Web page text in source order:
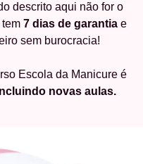
descrito aqui não for o
7 dias de garantiae
sem burocracia!
Escola da Manicure é
novas aulas.